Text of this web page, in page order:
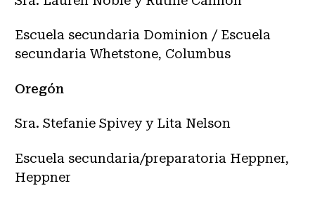
Escuela secundaria Dominion / Escuela
secundaria Whetstone, Columbus
Oregón
Sra. Stefanie Spivey y Lita Nelson
Escuela secundaria/preparatoria Heppner,
Heppner